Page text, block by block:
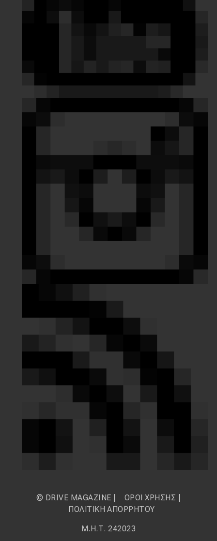
© DRIVE MAGAZINE | ΟΡΟΙ ΧΡΗΣΗΣ
ΠΟΛΙΤΙΚΗ ΑΠΟΡΡΗΤΟΥ
Μ.Η.Τ. 242023